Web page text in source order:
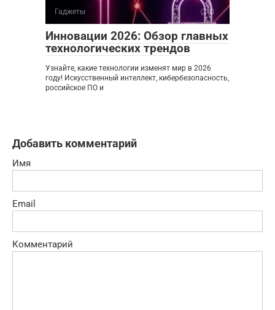
Гаджеты 0
Инновации 2026: Обзор главных
технологических трендов
Узнайте, какие технологии изменят мир в 2026
году! Искусственный интеллект, кибербезопасность,
российское ПО и
Добавить комментарий
Имя
Email
Комментарий